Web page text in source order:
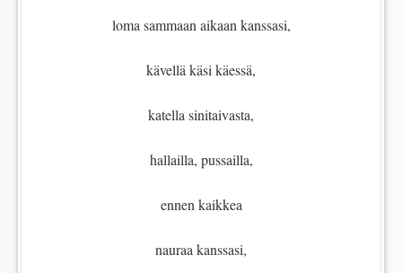
loma sammaan aikaan kanssasi,
kävellä käsi käessä,
katella sinitaivasta,
hallailla, pussailla,
ennen kaikkea
nauraa kanssasi,